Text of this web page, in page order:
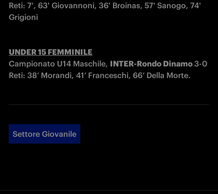
Reti: 7', 63' Giovannoni, 36' Broinas, 57' Sanogo, 74'
Grigioni
UNDER 15 FEMMINILE
Campionato U14 Maschile, INTER-Rondo Dinamo 3-0
Reti: 38’ Morandi, 41’ Franceschi, 66’ Della Morte.
Settore Giovanile